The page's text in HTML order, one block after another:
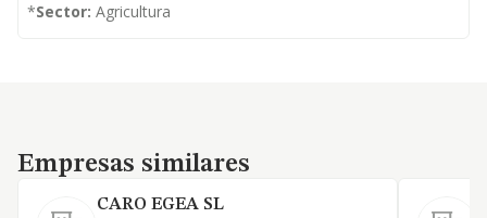
*Sector: Agricultura
Empresas similares
Empresas similares
CARO EGEA SL